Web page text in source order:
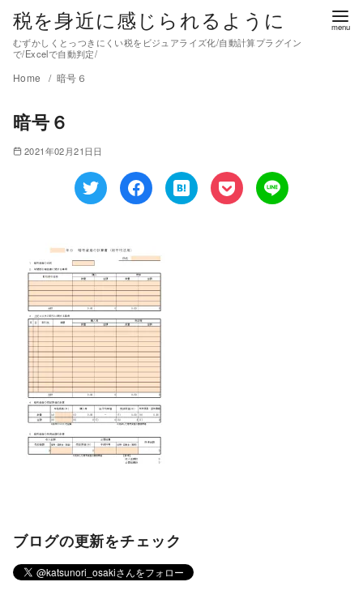
税を身近に感じられるように
むずかしくとっつきにくい税をビジュアライズ化/自動計算プラグイン
で/Excelで自動判定/
Home 暗号６
暗号６
2021年02月21日日
ブログの更新をチェック